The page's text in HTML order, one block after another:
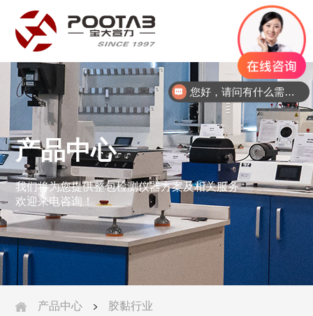
产品中心
我们将为您提供整包检测仪器方案及相关服务
欢迎来电咨询！
产品中心 胶黏行业
您好，请问有什么需求？请致电：133801793589358